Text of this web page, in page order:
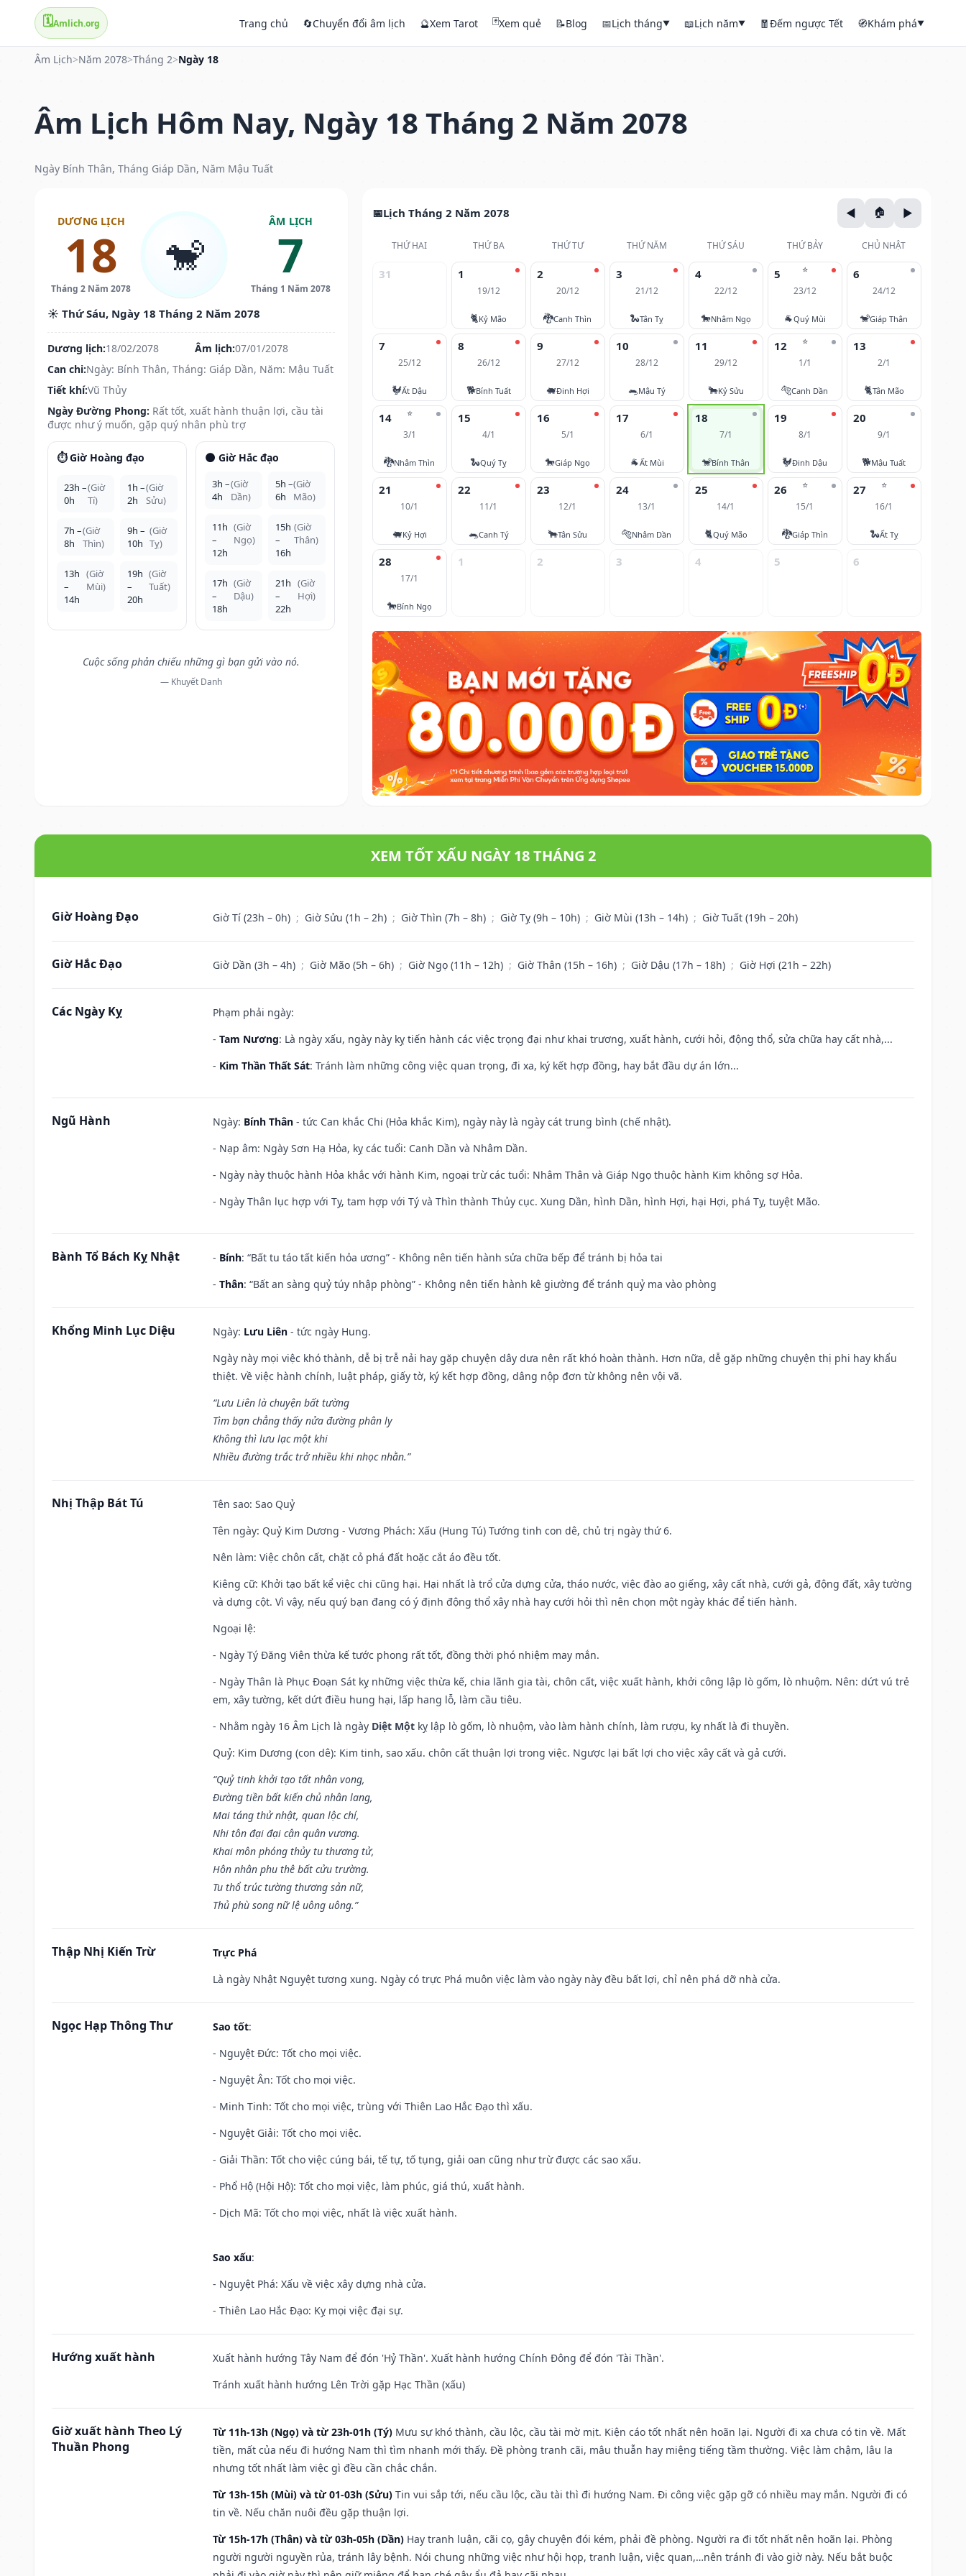
🗓️Amlich.org Trang chủ 🔄Chuyển đổi âm lịch 🔮Xem Tarot 🃏Xem quẻ 📝Blog 📅Lịch tháng▼ 📖Lịch năm▼ 🧧Đếm ngược Tết 🧭Khám phá▼
Âm Lịch>Năm 2078>Tháng 2>Ngày 18
Âm Lịch Hôm Nay, Ngày 18 Tháng 2 Năm 2078
Ngày Bính Thân, Tháng Giáp Dần, Năm Mậu Tuất
DƯƠNG LỊCH
18
Tháng 2 Năm 2078
🐒
ÂM LỊCH
7
Tháng 1 Năm 2078
☀️ Thứ Sáu, Ngày 18 Tháng 2 Năm 2078
Dương lịch:18/02/2078 Âm lịch:07/01/2078
Can chi:Ngày: Bính Thân, Tháng: Giáp Dần, Năm: Mậu Tuất
Tiết khí:Vũ Thủy
Ngày Đường Phong: Rất tốt, xuất hành thuận lợi, cầu tài
được như ý muốn, gặp quý nhân phù trợ
⏱️ Giờ Hoàng đạo
23h –
0h
(Giờ
Tí)
1h –
2h
(Giờ
Sửu)
7h –
8h
(Giờ
Thìn)
9h –
10h
(Giờ
Tỵ)
13h
–
14h
(Giờ
Mùi)
19h
–
20h
(Giờ
Tuất)
🌑 Giờ Hắc đạo
3h –
4h
(Giờ
Dần)
5h –
6h
(Giờ
Mão)
11h
–
12h
(Giờ
Ngọ)
15h
–
16h
(Giờ
Thân)
17h
–
18h
(Giờ
Dậu)
21h
–
22h
(Giờ
Hợi)
Cuộc sống phản chiếu những gì bạn gửi vào nó.
— Khuyết Danh
Lịch Tháng 2 Năm 2078
THỨ HAI THỨ BA THỨ TƯ THỨ NĂM THỨ SÁU THỨ BẢY CHỦ NHẬT
31 1
19/12
🐈Kỷ Mão
2
20/12
🐉Canh Thìn
3
21/12
🐍Tân Tỵ
4
22/12
🐎Nhâm Ngọ
⭐
5
23/12
🐐Quý Mùi
6
24/12
🐒Giáp Thân
7
25/12
🐓Ất Dậu
8
26/12
🐕Bính Tuất
9
27/12
🐖Đinh Hợi
10
28/12
🐀Mậu Tý
11
29/12
🐂Kỷ Sửu
⭐
12
1/1
🐅Canh Dần
13
2/1
🐈Tân Mão
⭐
14
3/1
🐉Nhâm Thìn
15
4/1
🐍Quý Tỵ
16
5/1
🐎Giáp Ngọ
17
6/1
🐐Ất Mùi
18
7/1
🐒Bính Thân
19
8/1
🐓Đinh Dậu
20
9/1
🐕Mậu Tuất
21
10/1
🐖Kỷ Hợi
22
11/1
🐀Canh Tý
23
12/1
🐂Tân Sửu
24
13/1
🐅Nhâm Dần
25
14/1
🐈Quý Mão
⭐
26
15/1
🐉Giáp Thìn
⭐
27
16/1
🐍Ất Tỵ
28
17/1
🐎Bính Ngọ
1 2 3 4 5 6
XEM TỐT XẤU NGÀY 18 THÁNG 2
Giờ Hoàng Đạo Giờ Tí (23h – 0h) ; Giờ Sửu (1h – 2h) ; Giờ Thìn (7h – 8h) ; Giờ Tỵ (9h – 10h) ; Giờ Mùi (13h – 14h) ; Giờ Tuất (19h – 20h)
Giờ Hắc Đạo Giờ Dần (3h – 4h) ; Giờ Mão (5h – 6h) ; Giờ Ngọ (11h – 12h) ; Giờ Thân (15h – 16h) ; Giờ Dậu (17h – 18h) ; Giờ Hợi (21h – 22h)
Các Ngày Kỵ
Phạm phải ngày:
- Tam Nương: Là ngày xấu, ngày này kỵ tiến hành các việc trọng đại như khai trương, xuất hành, cưới hỏi, động thổ, sửa chữa hay cất nhà,...
- Kim Thần Thất Sát: Tránh làm những công việc quan trọng, đi xa, ký kết hợp đồng, hay bắt đầu dự án lớn...
Ngũ Hành Ngày: Bính Thân - tức Can khắc Chi (Hỏa khắc Kim), ngày này là ngày cát trung bình (chế nhật).
- Nạp âm: Ngày Sơn Hạ Hỏa, kỵ các tuổi: Canh Dần và Nhâm Dần.
- Ngày này thuộc hành Hỏa khắc với hành Kim, ngoại trừ các tuổi: Nhâm Thân và Giáp Ngọ thuộc hành Kim không sợ Hỏa.
- Ngày Thân lục hợp với Tỵ, tam hợp với Tý và Thìn thành Thủy cục. Xung Dần, hình Dần, hình Hợi, hại Hợi, phá Tỵ, tuyệt Mão.
Bành Tổ Bách Kỵ Nhật - Bính: “Bất tu táo tất kiến hỏa ương” - Không nên tiến hành sửa chữa bếp để tránh bị hỏa tai
- Thân: “Bất an sàng quỷ túy nhập phòng” - Không nên tiến hành kê giường để tránh quỷ ma vào phòng
Khổng Minh Lục Diệu Ngày: Lưu Liên - tức ngày Hung.
Ngày này mọi việc khó thành, dễ bị trễ nải hay gặp chuyện dây dưa nên rất khó hoàn thành. Hơn nữa, dễ gặp những chuyện thị phi hay khẩu
thiệt. Về việc hành chính, luật pháp, giấy tờ, ký kết hợp đồng, dâng nộp đơn từ không nên vội vã.
“Lưu Liên là chuyện bất tường
Tìm bạn chẳng thấy nửa đường phân ly
Không thì lưu lạc một khi
Nhiều đường trắc trở nhiều khi nhọc nhằn.”
Nhị Thập Bát Tú Tên sao: Sao Quỷ
Tên ngày: Quỷ Kim Dương - Vương Phách: Xấu (Hung Tú) Tướng tinh con dê, chủ trị ngày thứ 6.
Nên làm: Việc chôn cất, chặt cỏ phá đất hoặc cắt áo đều tốt.
Kiêng cữ: Khởi tạo bất kể việc chi cũng hại. Hại nhất là trổ cửa dựng cửa, tháo nước, việc đào ao giếng, xây cất nhà, cưới gả, động đất, xây tường
và dựng cột. Vì vậy, nếu quý bạn đang có ý định động thổ xây nhà hay cưới hỏi thì nên chọn một ngày khác để tiến hành.
Ngoại lệ:
- Ngày Tý Đăng Viên thừa kế tước phong rất tốt, đồng thời phó nhiệm may mắn.
- Ngày Thân là Phục Đoạn Sát kỵ những việc thừa kế, chia lãnh gia tài, chôn cất, việc xuất hành, khởi công lập lò gốm, lò nhuộm. Nên: dứt vú trẻ
em, xây tường, kết dứt điều hung hại, lấp hang lỗ, làm cầu tiêu.
- Nhằm ngày 16 Âm Lịch là ngày Diệt Một kỵ lập lò gốm, lò nhuộm, vào làm hành chính, làm rượu, kỵ nhất là đi thuyền.
Quỷ: Kim Dương (con dê): Kim tinh, sao xấu. chôn cất thuận lợi trong việc. Ngược lại bất lợi cho việc xây cất và gả cưới.
“Quỷ tinh khởi tạo tất nhân vong,
Đường tiền bất kiến chủ nhân lang,
Mai táng thử nhật, quan lộc chí,
Nhi tôn đại đại cận quân vương.
Khai môn phóng thủy tu thương tử,
Hôn nhân phu thê bất cửu trường.
Tu thổ trúc tường thương sản nữ,
Thủ phù song nữ lệ uông uông.”
Thập Nhị Kiến Trừ
Trực Phá
Là ngày Nhật Nguyệt tương xung. Ngày có trực Phá muôn việc làm vào ngày này đều bất lợi, chỉ nên phá dỡ nhà cửa.
Ngọc Hạp Thông Thư Sao tốt:
- Nguyệt Đức: Tốt cho mọi việc.
- Nguyệt Ân: Tốt cho mọi việc.
- Minh Tinh: Tốt cho mọi việc, trùng với Thiên Lao Hắc Đạo thì xấu.
- Nguyệt Giải: Tốt cho mọi việc.
- Giải Thần: Tốt cho việc cúng bái, tế tự, tố tụng, giải oan cũng như trừ được các sao xấu.
- Phổ Hộ (Hội Hộ): Tốt cho mọi việc, làm phúc, giá thú, xuất hành.
- Dịch Mã: Tốt cho mọi việc, nhất là việc xuất hành.
Sao xấu:
- Nguyệt Phá: Xấu về việc xây dựng nhà cửa.
- Thiên Lao Hắc Đạo: Kỵ mọi việc đại sự.
Hướng xuất hành
Xuất hành hướng Tây Nam để đón 'Hỷ Thần'. Xuất hành hướng Chính Đông để đón 'Tài Thần'.
Tránh xuất hành hướng Lên Trời gặp Hạc Thần (xấu)
Giờ xuất hành Theo Lý
Thuần Phong
Từ 11h-13h (Ngọ) và từ 23h-01h (Tý) Mưu sự khó thành, cầu lộc, cầu tài mờ mịt. Kiện cáo tốt nhất nên hoãn lại. Người đi xa chưa có tin về. Mất
tiền, mất của nếu đi hướng Nam thì tìm nhanh mới thấy. Đề phòng tranh cãi, mâu thuẫn hay miệng tiếng tầm thường. Việc làm chậm, lâu la
nhưng tốt nhất làm việc gì đều cần chắc chắn.
Từ 13h-15h (Mùi) và từ 01-03h (Sửu) Tin vui sắp tới, nếu cầu lộc, cầu tài thì đi hướng Nam. Đi công việc gặp gỡ có nhiều may mắn. Người đi có
tin về. Nếu chăn nuôi đều gặp thuận lợi.
Từ 15h-17h (Thân) và từ 03h-05h (Dần) Hay tranh luận, cãi cọ, gây chuyện đói kém, phải đề phòng. Người ra đi tốt nhất nên hoãn lại. Phòng
người người nguyền rủa, tránh lây bệnh. Nói chung những việc như hội họp, tranh luận, việc quan,…nên tránh đi vào giờ này. Nếu bắt buộc